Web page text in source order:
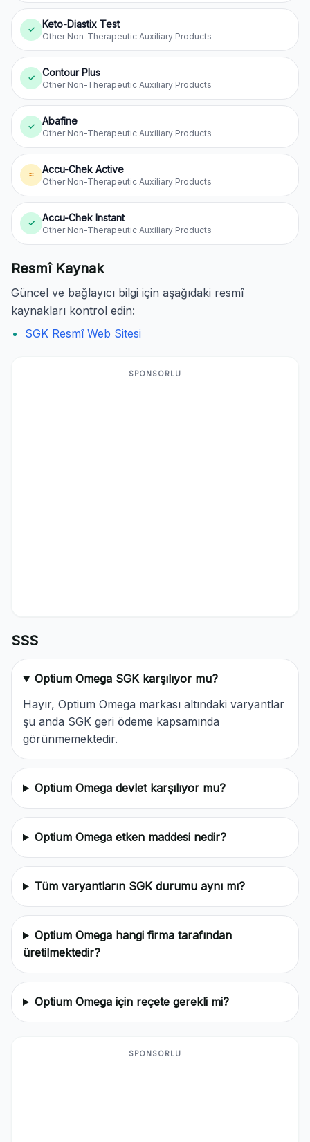
✓ Keto-Diastix Test
Other Non-Therapeutic Auxiliary Products
✓ Contour Plus
Other Non-Therapeutic Auxiliary Products
✓ Abafine
Other Non-Therapeutic Auxiliary Products
≈ Accu-Chek Active
Other Non-Therapeutic Auxiliary Products
✓ Accu-Chek Instant
Other Non-Therapeutic Auxiliary Products
Resmî Kaynak
Güncel ve bağlayıcı bilgi için aşağıdaki resmî
kaynakları kontrol edin:
SGK Resmî Web Sitesi
SPONSORLU
SSS
Optium Omega SGK karşılıyor mu?
Hayır, Optium Omega markası altındaki varyantlar
şu anda SGK geri ödeme kapsamında
görünmemektedir.
Optium Omega devlet karşılıyor mu?
Optium Omega etken maddesi nedir?
Tüm varyantların SGK durumu aynı mı?
Optium Omega hangi firma tarafından
üretilmektedir?
Optium Omega için reçete gerekli mi?
SPONSORLU